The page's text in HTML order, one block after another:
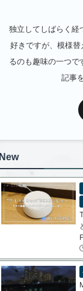
独立してしばらく経
好きですが、模様
るのも趣味の一つで
記事
New